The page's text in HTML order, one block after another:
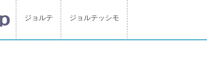
ジョルテ ジョルテッシモ